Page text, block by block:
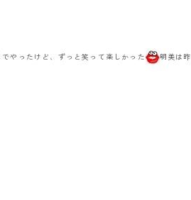
やったけど、ずっと笑って楽しかった
明美は